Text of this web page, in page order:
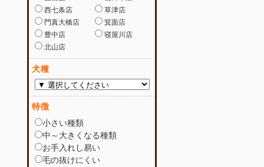
西七条店
草津店
門真大橋店
箕面店
豊中店
寝屋川店
北山店
犬種
特徴
小さい種類
中～大きくなる種類
お手入れし易い
毛の抜けにくい